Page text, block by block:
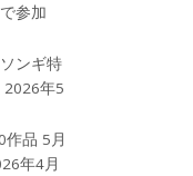
参加
ンギ特
2026年5
作品 5月
年4月